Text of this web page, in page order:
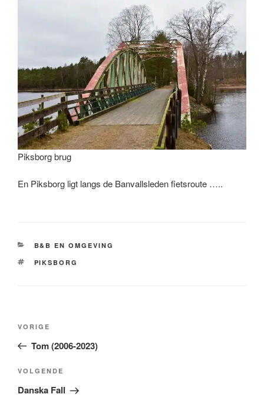
Piksborg brug
En Piksborg ligt langs de Banvallsleden fietsroute …..
CATEGORIEËN
B&B EN OMGEVING
TAGS
PIKSBORG
Vorig
bericht
VORIGE
Tom (2006-2023)
Volgend
bericht
VOLGENDE
Danska Fall